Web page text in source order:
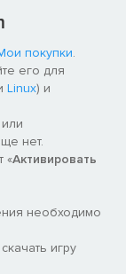
Сражайтесь с
по
покупки.
его для
Linux) и
нет.
«Активировать
необходимо
игру